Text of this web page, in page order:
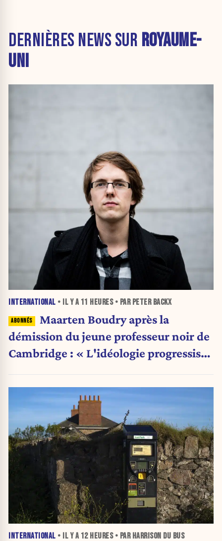
DERNIÈRES NEWS SUR ROYAUME-
UNI
INTERNATIONAL • IL Y A 11 HEURES• PAR PETER BACKX
Maarten Boudry après la
démission du jeune professeur noir de
Cambridge : « L'idéologie progressiste
INTERNATIONAL • IL Y A 12 HEURES• PAR HARRISON DU BUS